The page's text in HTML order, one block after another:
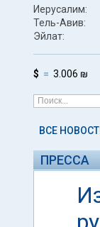
Иерусалим:
Тель-Авив:
Эйлат:
$ 3.006 ₪
ВСЕ
ПРЕССА